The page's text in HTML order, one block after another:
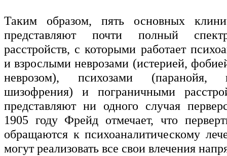
Таким образом, пять основных
представляют почти полный
расстройств, с которыми работает
и взрослыми неврозами (истерией,
неврозом), психозами (паранойя,
шизофрения) и пограничными
представляют ни одного случая
1905 году Фрейд отмечает, что
обращаются к психоаналитическому
могут реализовать все свои влечения